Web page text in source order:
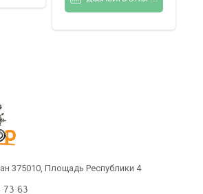
375010, Площадь Республики 4
73 63